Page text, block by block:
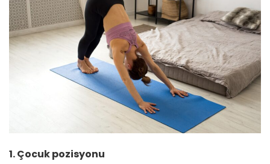
1. Çocuk pozisyonu